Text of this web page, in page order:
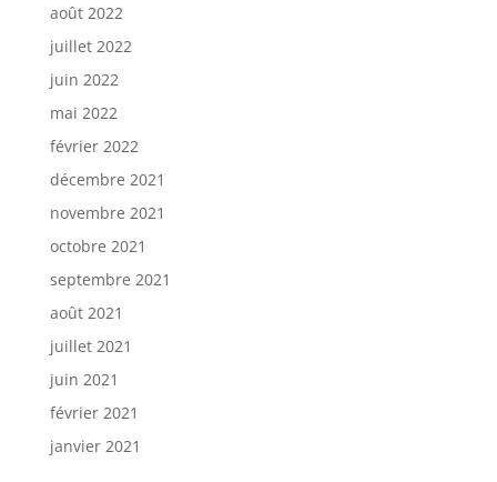
août 2022
juillet 2022
juin 2022
mai 2022
février 2022
décembre 2021
novembre 2021
octobre 2021
septembre 2021
août 2021
juillet 2021
juin 2021
février 2021
janvier 2021